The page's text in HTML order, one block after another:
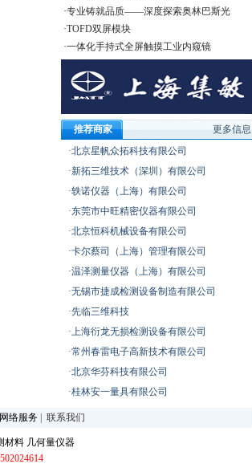
·专业铸就品质——深度探索奥林巴斯光
·TOFD双屏模块
·一体化手持式全屏触摸工业内窥镜
推荐商家
更多信息
·北京星帆众拓科技有限公司
·新拓三维技术（深圳）有限公司
·轶诺仪器（上海）有限公司
·东莞市中旺精密仪器有限公司
·北京恒科机械设备有限公司
·卡尔蔡司（上海）管理有限公司
·温泽测量仪器（上海）有限公司
·无锡市捷成检测设备制造有限公司
·先临三维科技
·上海衍龙无损检测设备有限公司
·常州春雷电子高新技术有限公司
·北京华芬科技有限公司
·桂林安一量具有限公司
网络服务 联系我们
材料 几何量仪器